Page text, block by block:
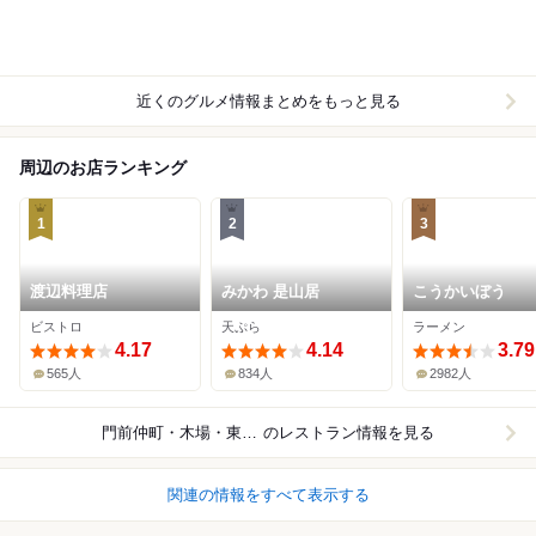
近くのグルメ情報まとめをもっと見る
周辺のお店ランキング
1
渡辺料理店
ビストロ
4.17
565人
2
みかわ 是山居
天ぷら
4.14
834人
3
こうかいぼう
ラーメン
3.79
2982人
門前仲町・木場・東陽町 のレストラン情報を見る
関連の情報をすべて表示する